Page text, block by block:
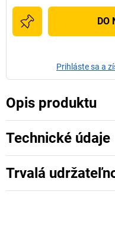
DO
Prihláste sa a
Opis produktu
Technické údaje
Trvalá